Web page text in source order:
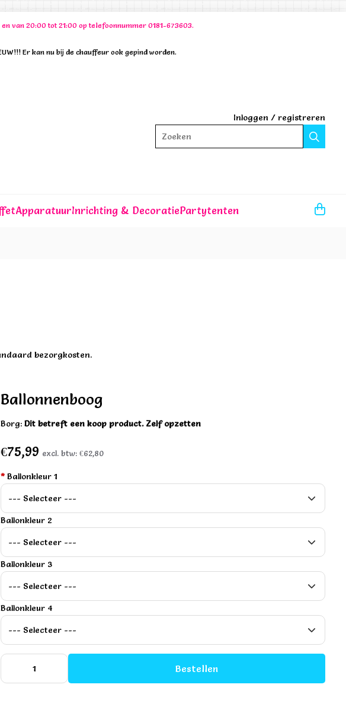
van 20:00 tot 21:00 op telefoonnummer 0181-673603.
Er kan nu bij de chauffeur ook gepind worden.
Inloggen / registreren
Zoeken
ApparatuurInrichting & DecoratiePartytenten
bezorgkosten.
Ballonnenboog
Borg:Dit betreft een koop product. Zelf opzetten
€75,99 excl. btw:€62,80
* Ballonkleur 1
Ballonkleur 2
Ballonkleur 3
Ballonkleur 4
Bestellen